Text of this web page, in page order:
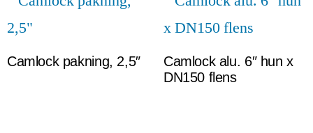
Camlock pakning, 2,5″
Camlock alu. 6″ hun x
DN150 flens